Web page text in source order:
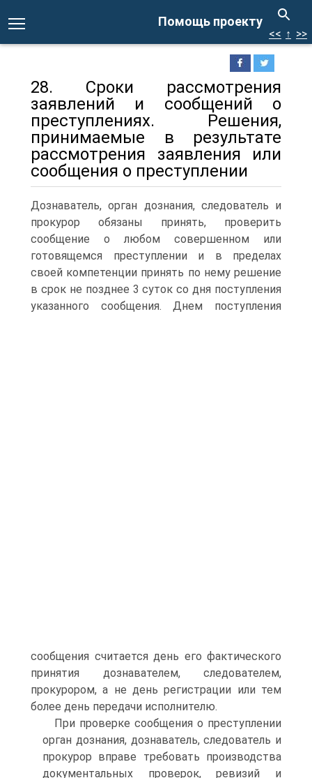
Помощь проекту
<< ↑ >>
28. Сроки рассмотрения
заявлений и сообщений о
преступлениях. Решения,
принимаемые в результате
рассмотрения заявления или
сообщения о преступлении
Дознаватель, орган дознания, следователь и
прокурор обязаны принять, проверить
сообщение о любом совершенном или
готовящемся преступлении и в пределах
своей компетенции принять по нему решение
в срок не позднее 3 суток со дня поступления
указанного сообщения. Днем поступления
сообщения считается день его фактического
принятия дознавателем, следователем,
прокурором, а не день регистрации или тем
более день передачи исполнителю.
При проверке сообщения о преступлении
орган дознания, дознаватель, следователь и
прокурор вправе требовать производства
документальных проверок, ревизий и